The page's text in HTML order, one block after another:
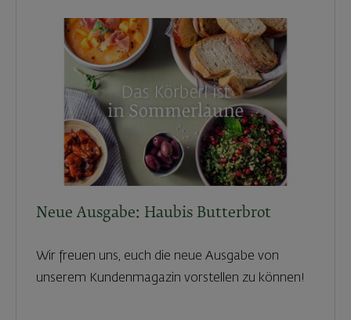
Neue Ausgabe: Haubis Butterbrot
Wir freuen uns, euch die neue Ausgabe von
unserem Kundenmagazin vorstellen zu können!